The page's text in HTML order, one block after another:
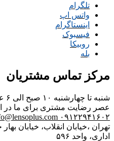
تلگرام
واتس اپ
اینستاگرام
فیسبوک
روبیکا
بله
مرکز تماس مشتریان
عصر رضایت مشتری برای ما در
۰۹۱۲۲۹۴۱۶۰۲
تهران ،خیابان انقلاب، خیابان
اداری، واحد ۵۹۶